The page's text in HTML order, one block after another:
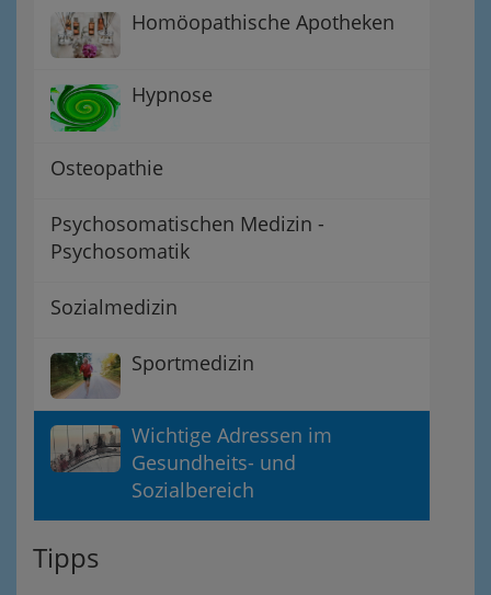
Homöopathische Apotheken
Hypnose
Osteopathie
Psychosomatischen Medizin -
Psychosomatik
Sozialmedizin
Sportmedizin
Wichtige Adressen im
Gesundheits- und
Sozialbereich
Tipps